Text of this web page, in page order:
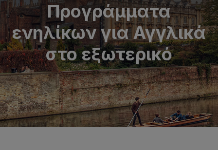
ΣπουδέςΠρογράμματα
ενηλίκων για Αγγλικά
στο εξωτερικό